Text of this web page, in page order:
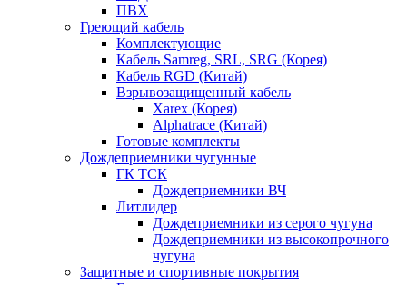
ПВХ
Греющий кабель
Комплектующие
Кабель Samreg, SRL, SRG (Корея)
Кабель RGD (Китай)
Взрывозащищенный кабель
Xarex (Корея)
Alphatrace (Китай)
Готовые комплекты
Дождеприемники чугунные
ГК ТСК
Дождеприемники ВЧ
Литлидер
Дождеприемники из серого чугуна
Дождеприемники из высокопрочного
чугуна
Защитные и спортивные покрытия